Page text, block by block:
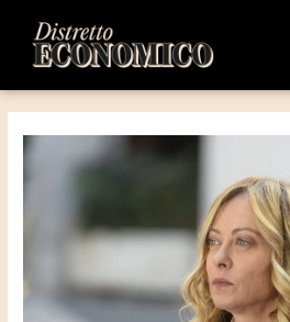
contenuto
articoli